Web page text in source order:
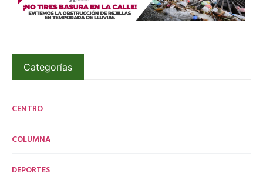
Categorías
CENTRO
COLUMNA
DEPORTES